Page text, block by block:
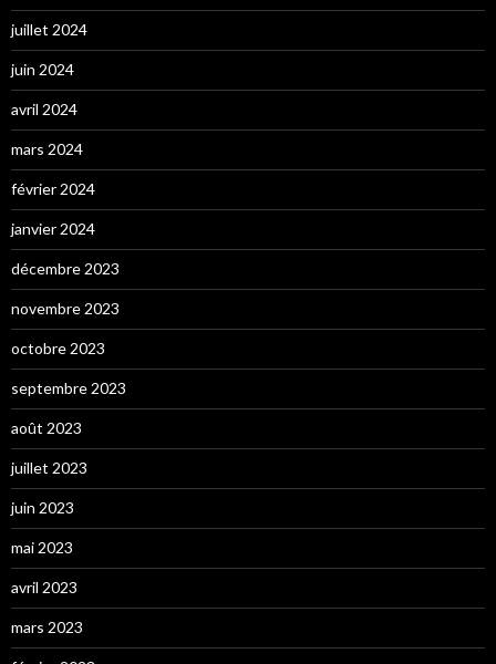
juillet 2024
juin 2024
avril 2024
mars 2024
février 2024
janvier 2024
décembre 2023
novembre 2023
octobre 2023
septembre 2023
août 2023
juillet 2023
juin 2023
mai 2023
avril 2023
mars 2023